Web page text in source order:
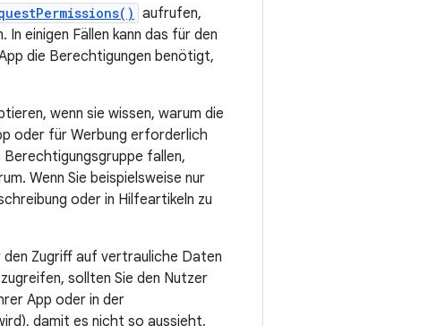
aufrufen,
einigen Fällen kann das für den
die Berechtigungen benötigt,
wenn sie wissen, warum die
oder für Werbung erforderlich
Berechtigungsgruppe fallen,
Wenn Sie beispielsweise nur
oder in Hilfeartikeln zu
Zugriff auf vertrauliche Daten
sollten Sie den Nutzer
App oder in der
damit es nicht so aussieht,